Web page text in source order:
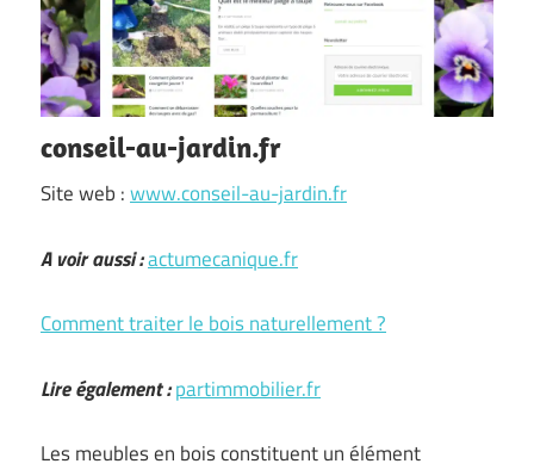
conseil-au-jardin.fr
Site web :www.conseil-au-jardin.fr
A voir aussi :actumecanique.fr
Comment traiter le bois naturellement ?
Lire également :partimmobilier.fr
Les meubles en bois constituent un élément